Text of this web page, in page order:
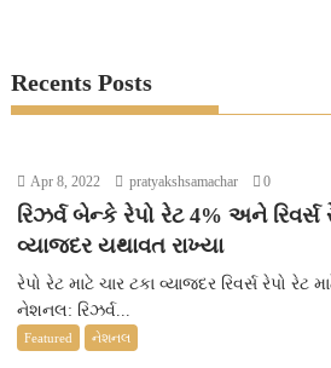
Recents Posts
Apr 8, 2022 pratyakshsamachar 0
રિઝર્વ બેન્કે રેપો રેટ 4% અને રિવર્સ
વ્યાજદર યથાવત રાખ્યા
રેપો રેટ માટે ચાર ટકા વ્યાજદર રિવર્સ રેપો રેટ
નેશનલ: રિઝર્વ...
Featured નેશનલ